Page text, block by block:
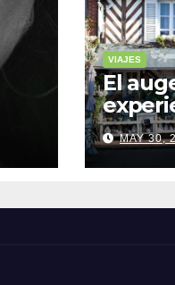
VIAJES
El
en el
MAY 30,